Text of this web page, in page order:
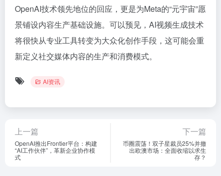
OpenAI技术领先地位的回应，更是为Meta的“元宇宙”愿
景铺设内容生产基础设施。可以预见，AI视频生成技术
将很快从专业工具转变为大众化创作手段，这可能会重
新定义社交媒体内容的生产和消费模式。
AI资讯
上一篇
OpenAI推出Frontier平台：构建
“AI工作伙伴”，革新企业协作模
式
下一篇
币圈震荡！双子星裁员25%并撤
出欧澳市场：全面收缩以求生
存？